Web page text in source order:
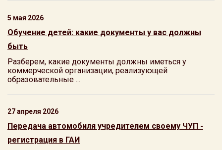
5 мая 2026
Обучение детей: какие документы у вас должны
быть
Разберем, какие документы должны иметься у
коммерческой организации, реализующей
образовательные ...
27 апреля 2026
Передача автомобиля учредителем своему ЧУП -
регистрация в ГАИ